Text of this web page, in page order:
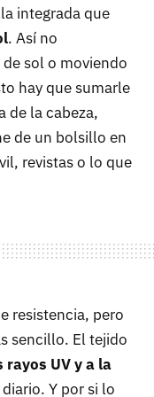
integrada que
. Así no
sol o moviendo
hay que sumarle
de la cabeza,
de un bolsillo en
revistas o lo que
resistencia, pero
sencillo. El tejido
UV y a la
Y por si lo